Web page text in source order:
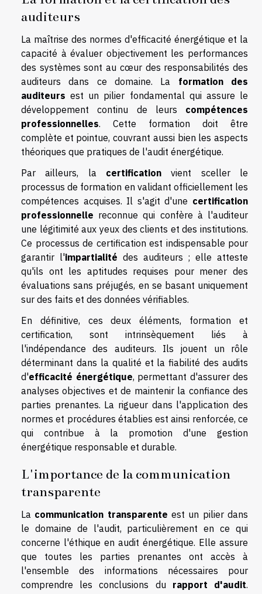
auditeurs
La maîtrise des normes d'efficacité énergétique et la
capacité à évaluer objectivement les performances
des systèmes sont au cœur des responsabilités des
auditeurs dans ce domaine. La formation des
auditeurs est un pilier fondamental qui assure le
développement continu de leurs compétences
professionnelles. Cette formation doit être
complète et pointue, couvrant aussi bien les aspects
théoriques que pratiques de l'audit énergétique.
Par ailleurs, la certification vient sceller le
processus de formation en validant officiellement les
compétences acquises. Il s'agit d'une certification
professionnelle reconnue qui confère à l'auditeur
une légitimité aux yeux des clients et des institutions.
Ce processus de certification est indispensable pour
garantir l'impartialité des auditeurs ; elle atteste
qu'ils ont les aptitudes requises pour mener des
évaluations sans préjugés, en se basant uniquement
sur des faits et des données vérifiables.
En définitive, ces deux éléments, formation et
certification, sont intrinsèquement liés à
l'indépendance des auditeurs. Ils jouent un rôle
déterminant dans la qualité et la fiabilité des audits
d'efficacité énergétique, permettant d'assurer des
analyses objectives et de maintenir la confiance des
parties prenantes. La rigueur dans l'application des
normes et procédures établies est ainsi renforcée, ce
qui contribue à la promotion d'une gestion
énergétique responsable et durable.
L'importance de la communication
transparente
La communication transparente est un pilier dans
le domaine de l'audit, particulièrement en ce qui
concerne l'éthique en audit énergétique. Elle assure
que toutes les parties prenantes ont accès à
l'ensemble des informations nécessaires pour
comprendre les conclusions du rapport d'audit.